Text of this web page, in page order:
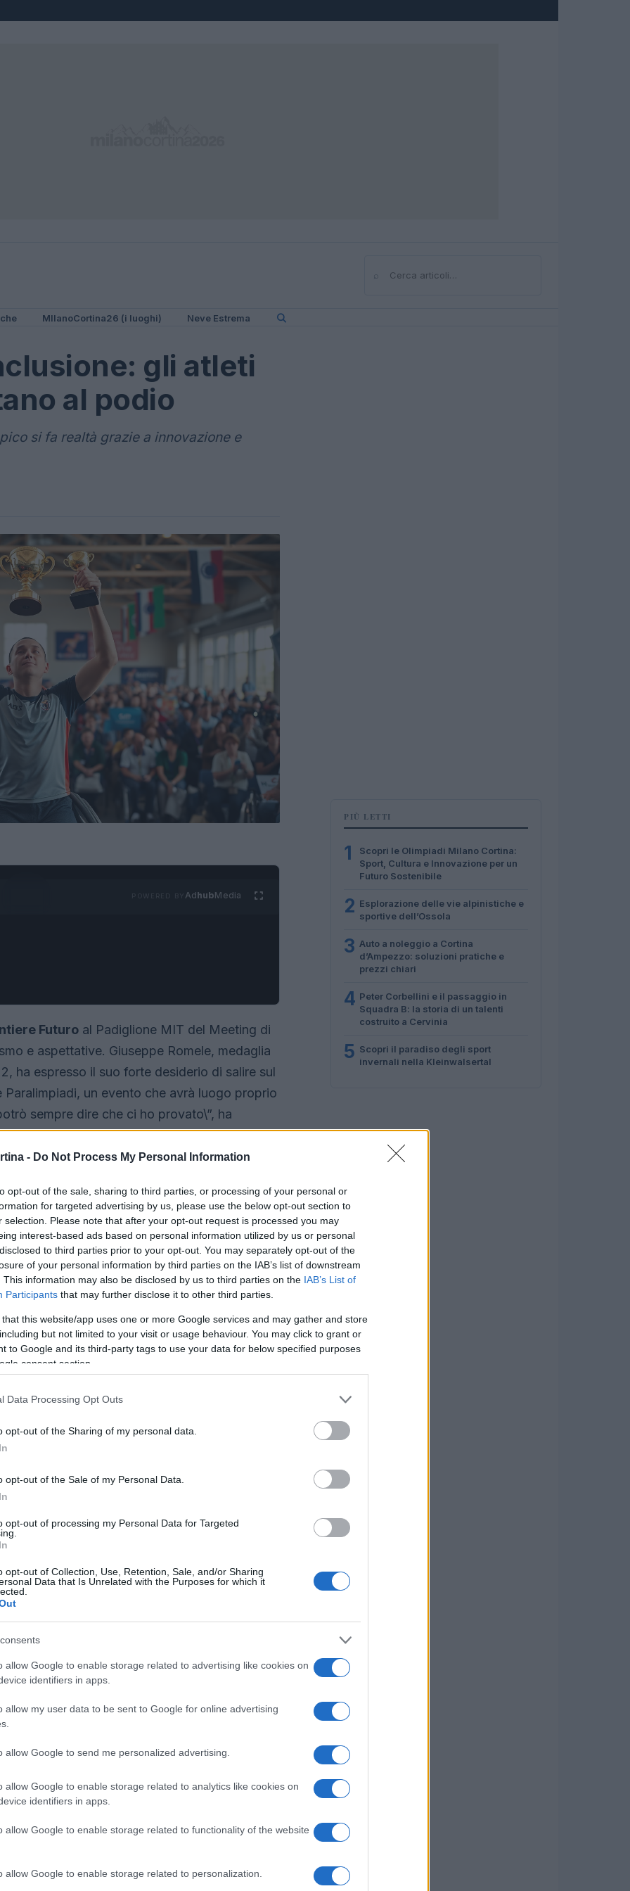
- Do Not Process My Personal Information
opt-out of the sale, sharing to third parties, or processing of your personal or
for targeted advertising by us, please use the below opt-out section to
selection. Please note that after your opt-out request is processed you may
interest-based ads based on personal information utilized by us or personal
to third parties prior to your opt-out. You may separately opt-out of the
of your personal information by third parties on the IAB’s list of downstream
This information may also be disclosed by us to third parties on the IAB’s List of
Participants that may further disclose it to other third parties.
that this website/app uses one or more Google services and may gather and store
but not limited to your visit or usage behaviour. You may click to grant or
to Google and its third-party tags to use your data for below specified purposes
consent section.
Data Processing Opt Outs
opt-out of the Sharing of my personal data.
opt-out of the Sale of my Personal Data.
opt-out of processing my Personal Data for Targeted
opt-out of Collection, Use, Retention, Sale, and/or Sharing
Data that Is Unrelated with the Purposes for which it
allow Google to enable storage related to advertising like cookies on
identifiers in apps.
allow my user data to be sent to Google for online advertising
allow Google to send me personalized advertising.
allow Google to enable storage related to analytics like cookies on
identifiers in apps.
allow Google to enable storage related to functionality of the website
allow Google to enable storage related to personalization.
⌕Cerca
MIlanoCortina26 (i luoghi) Neve Estrema
gli atleti
al podio
si fa realtà grazie a innovazione e
AdhubMedia
Futuro al Padiglione MIT del Meeting di
e aspettative. Giuseppe Romele, medaglia
ha espresso il suo forte desiderio di salire sul
un evento che avrà luogo proprio
sempre dire che ci ho provato\”, ha
lo spirito di determinazione che
è solo una questione di medaglie, ma di un
coraggio.
servizio dello sport
il
centro di fondo più avanzato al mondo
della sinergia tra MIT, Provincia di Trento
sportiva, ma una vera e propria
La creazione di tali strutture rappresenta
gli atleti paralimpici possano competere ad
e l’uguaglianza. Chi lavora nel
fare la differenza, non solo per le
atleti.
delle Dolomiti, è pronto a sfidare i giganti
delle Tofane, recentemente oggetto di un
non solo migliora le performance, ma rende
con disabilità. Palla ha affermato: \”Per la
il mio paese e portare a casa la missione\”,
e il supporto delle comunità locali
Ma ti sei mai chiesto quanto possa influire il
carriera di un atleta?
PIÙ LETTI
1
Scopri le Olimpiadi Milano Cortina:
Sport, Cultura e Innovazione per un
Futuro Sostenibile
2 Esplorazione delle vie alpinistiche e
sportive dell’Ossola
3 Auto a noleggio a Cortina
d’Ampezzo: soluzioni pratiche e
prezzi chiari
4 Peter Corbellini e il passaggio in
Squadra B: la storia di un talenti
costruito a Cervinia
5 Scopri il paradiso degli sport
invernali nella Kleinwalsertal